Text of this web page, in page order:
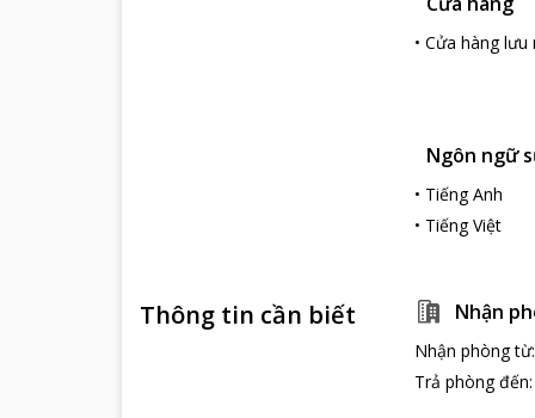
trên mặt biển
sàn kính độc
Những
quan Hải
nguyên sinh
nhiên tinh khiết.
• Cửa hàng lưu
Ngôn ngữ
• Tiếng Anh
• Tiếng Việt
Thông tin cần biết Nhận
Nhận phòng từ:
Trả phòng đến: